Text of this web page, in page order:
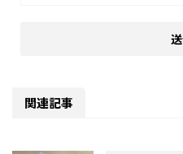
関連記事